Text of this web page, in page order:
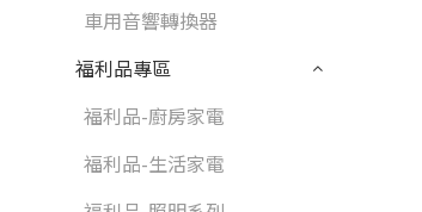
車用音響轉換器
福利品專區
福利品-廚房家電
福利品-生活家電